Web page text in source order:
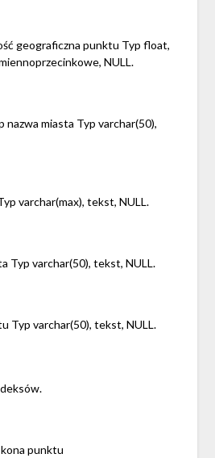
geograficzna punktu Typ float,
NULL.
nazwa miasta Typ varchar(50),
varchar(max), tekst, NULL.
Typ varchar(50), tekst, NULL.
Typ varchar(50), tekst, NULL.
punktu